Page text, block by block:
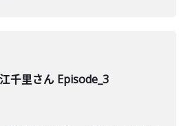
千里さん Episode_3